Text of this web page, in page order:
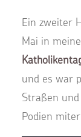
Ein zweiter
Mai in
und es war
Straßen
Podien